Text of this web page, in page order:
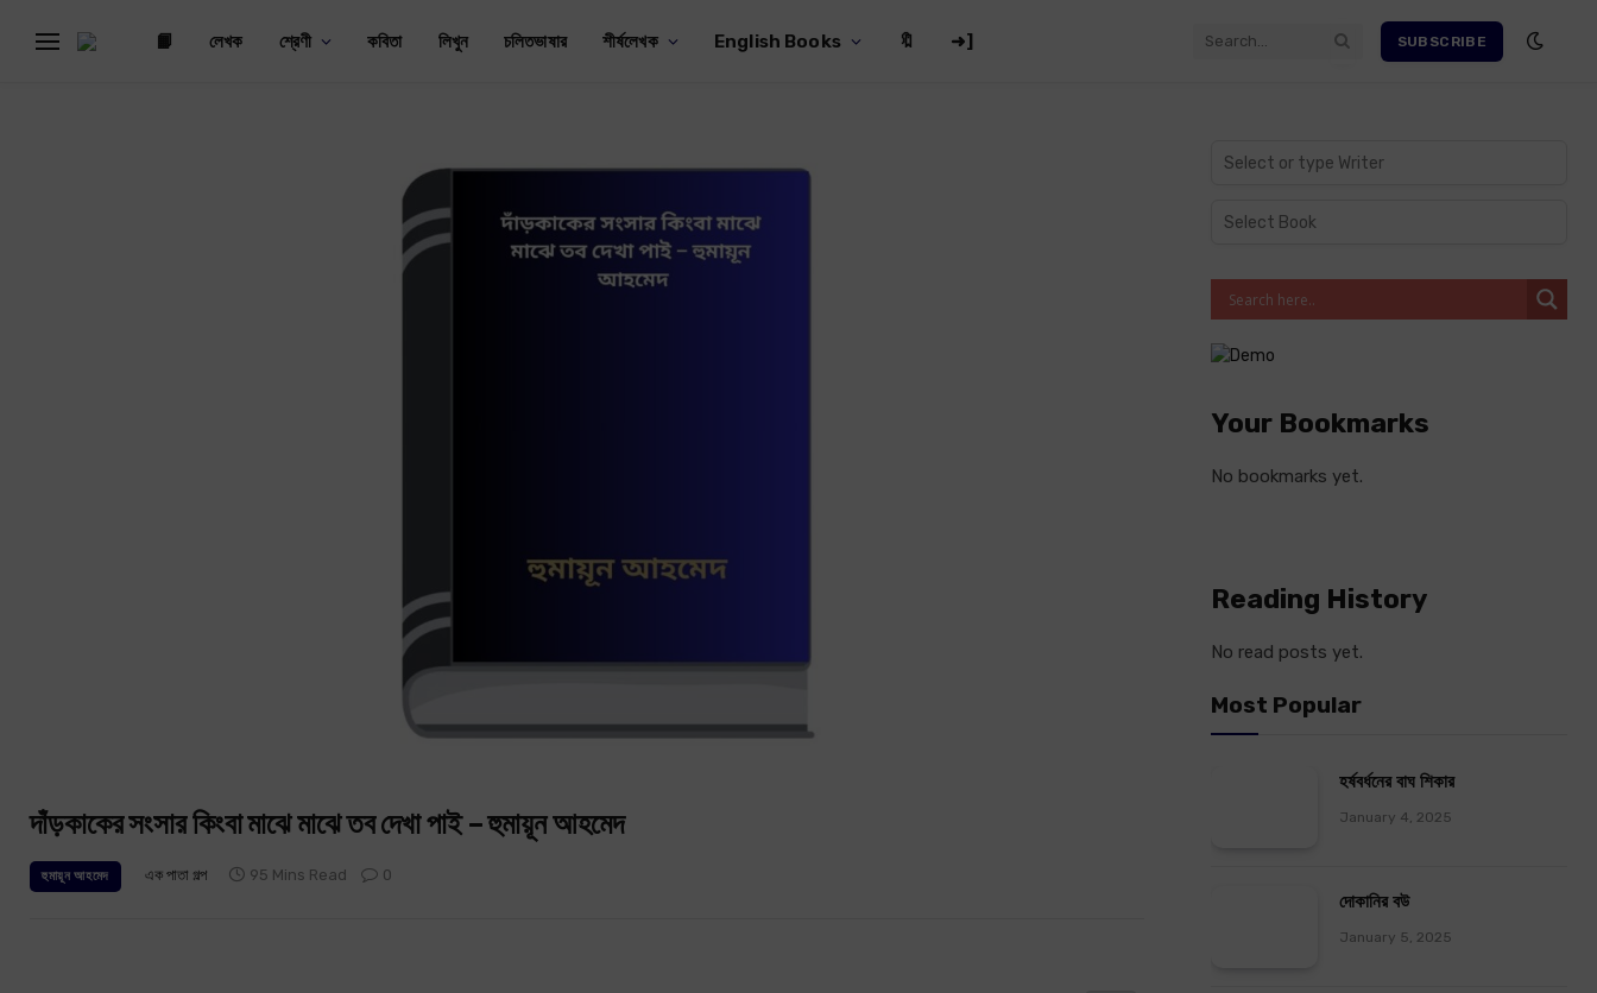
📙 লেখক শ্রেণী কবিতা লিখুন চলিতভাষার শীর্ষলেখক English Books 🔖 ➜] SUBSCRIBE
দাঁড়কাকের সংসার কিংবা মাঝে মাঝে তব দেখা পাই – হুমায়ূন আহমেদ
হুমায়ূন আহমেদ এক পাতা গল্প 95 Mins Read 0
Your Bookmarks
No bookmarks yet.
Reading History
No read posts yet.
Most Popular
হর্ষবর্ধনের বাঘ শিকার
January 4, 2025
দোকানির বউ
January 5, 2025